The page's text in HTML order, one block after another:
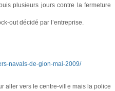
plusieurs jours contre la fermeture
out décidé par l’entreprise.
navals-de-gion-mai-2009/
aller vers le centre-ville mais la police